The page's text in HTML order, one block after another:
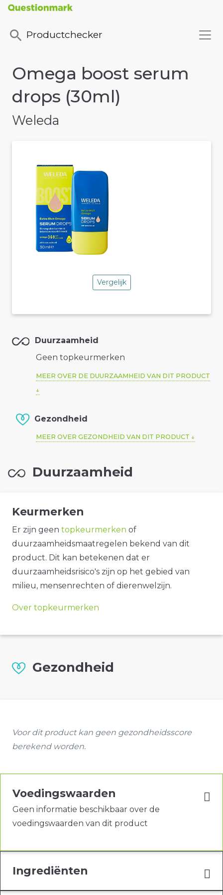
Productchecker
Omega boost serum
drops (30ml)
Weleda
Vergelijk
Duurzaamheid
Geen topkeurmerken
MEER OVER DE DUURZAAMHEID VAN DIT PRODUCT
Gezondheid
MEER OVER GEZONDHEID VAN DIT PRODUCT
Duurzaamheid
Keurmerken
Er zijn geen topkeurmerken of
duurzaamheidsmaatregelen bekend van dit
product. Dit kan betekenen dat er
duurzaamheidsrisico's zijn op het gebied van
milieu, mensenrechten of dierenwelzijn.
Over topkeurmerken
Gezondheid
Voor dit product kan geen gezondheidsscore
berekend worden.
Voedingswaarden
Geen informatie beschikbaar over de
voedingswaarden van dit product
Ingrediënten